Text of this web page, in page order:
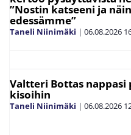
”Nostin katseeni ja
edessämme”
Taneli Niinimäki | 06.08.2026
Valtteri Bottas nappasi
kisoihin
Taneli Niinimäki | 06.08.2026